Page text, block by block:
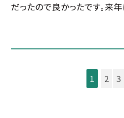
だったので良かったです。来年
1 2 3